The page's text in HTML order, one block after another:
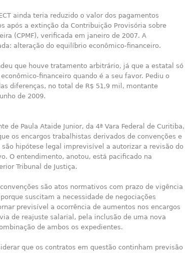
ainda teria reduzido o valor dos pagamentos
após a extinção da Contribuição Provisória sobre
(CPMF), verificada em janeiro de 2007. A
alteração do equilíbrio econômico-financeiro.
que houve tratamento arbitrário, já que a estatal só
financeiro quando é a seu favor. Pediu o
diferenças, no total de R$ 51,9 mil, montante
de 2009.
de Paula Ataide Junior, da 4ª Vara Federal de Curitiba,
os encargos trabalhistas derivados de convenções e
são hipótese legal imprevisível a autorizar a revisão do
O entendimento, anotou, está pacificado na
Tribunal de Justiça.
são atos normativos com prazo de vigência
suscitam a necessidade de negociações
previsível a ocorrência de aumentos nos encargos
de reajuste salarial, pela inclusão de uma nova
de ambos os expedientes.
que os contratos em questão continham previsão